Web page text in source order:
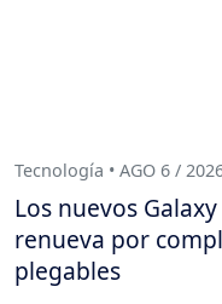
Tecnología • AGO 6 /
Los nuevos
renueva por
plegables